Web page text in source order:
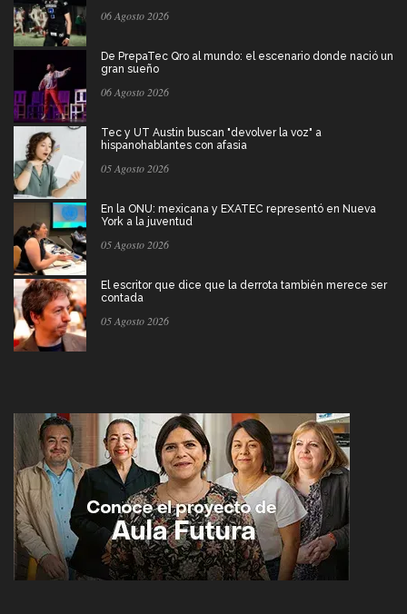
06 Agosto 2026
De PrepaTec Qro al mundo: el escenario donde nació un
gran sueño
06 Agosto 2026
Tec y UT Austin buscan "devolver la voz" a
hispanohablantes con afasia
05 Agosto 2026
En la ONU: mexicana y EXATEC representó en Nueva
York a la juventud
05 Agosto 2026
El escritor que dice que la derrota también merece ser
contada
05 Agosto 2026